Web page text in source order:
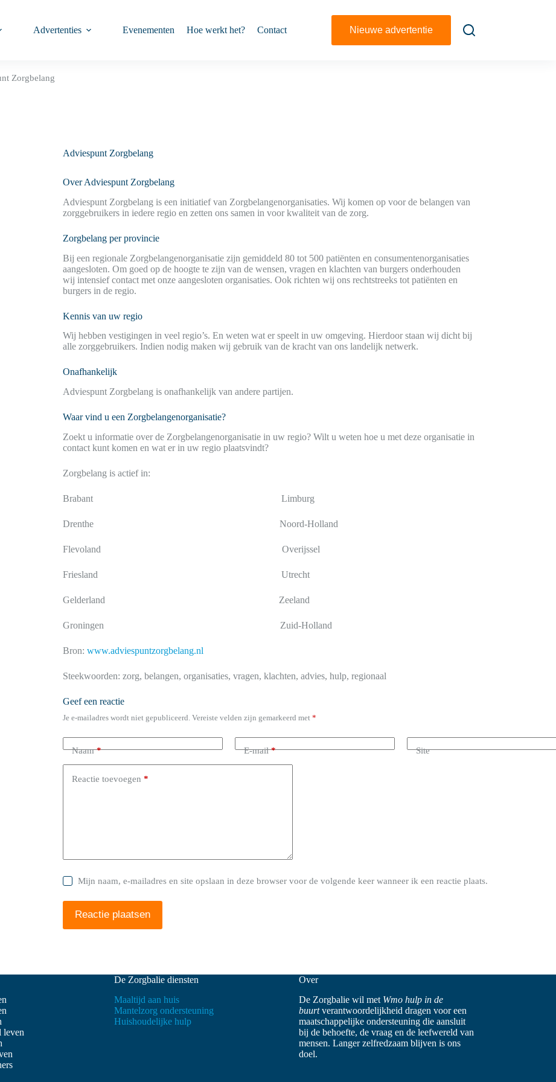
Advertenties Evenementen Hoe werkt het? Contact Nieuwe advertentie
Zorgbelang
Adviespunt Zorgbelang
Over Adviespunt Zorgbelang
Adviespunt Zorgbelang is een initiatief van Zorgbelangenorganisaties. Wij komen op voor de belangen van
zorggebruikers in iedere regio en zetten ons samen in voor kwaliteit van de zorg.
Zorgbelang per provincie
Bij een regionale Zorgbelangenorganisatie zijn gemiddeld 80 tot 500 patiënten en consumentenorganisaties
aangesloten. Om goed op de hoogte te zijn van de wensen, vragen en klachten van burgers onderhouden
wij intensief contact met onze aangesloten organisaties. Ook richten wij ons rechtstreeks tot patiënten en
burgers in de regio.
Kennis van uw regio
Wij hebben vestigingen in veel regio’s. En weten wat er speelt in uw omgeving. Hierdoor staan wij dicht bij
alle zorggebruikers. Indien nodig maken wij gebruik van de kracht van ons landelijk netwerk.
Onafhankelijk
Adviespunt Zorgbelang is onafhankelijk van andere partijen.
Waar vind u een Zorgbelangenorganisatie?
Zoekt u informatie over de Zorgbelangenorganisatie in uw regio? Wilt u weten hoe u met deze organisatie in
contact kunt komen en wat er in uw regio plaatsvindt?
Zorgbelang is actief in:
Brabant Limburg
Drenthe Noord-Holland
Flevoland Overijssel
Friesland Utrecht
Gelderland Zeeland
Groningen Zuid-Holland
Bron:www.adviespuntzorgbelang.nl
Steekwoorden: zorg, belangen, organisaties, vragen, klachten, advies, hulp, regionaal
Geef een reactie
Je e-mailadres wordt niet gepubliceerd. Vereiste velden zijn gemarkeerd met*
Naam* E-mail* Site
Reactie toevoegen *
Mijn naam, e-mailadres en site opslaan in deze browser voor de volgende keer wanneer ik een reactie plaats.
Reactie plaatsen
leven
De Zorgbalie diensten
Maaltijd aan huis
Mantelzorg ondersteuning
Huishoudelijke hulp
Over
De Zorgbalie wil met Wmo hulp in de
buurtverantwoordelijkheid dragen voor een
maatschappelijke ondersteuning die aansluit
bij de behoefte, de vraag en de leefwereld van
mensen. Langer zelfredzaam blijven is ons
doel.